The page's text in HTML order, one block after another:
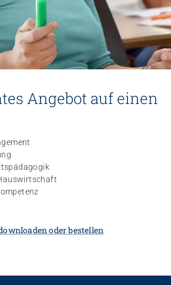
Angebot auf einen
oder bestellen